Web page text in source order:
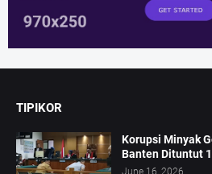
TIPIKOR
Korupsi Minyak
Banten Dituntut
June 16, 2026